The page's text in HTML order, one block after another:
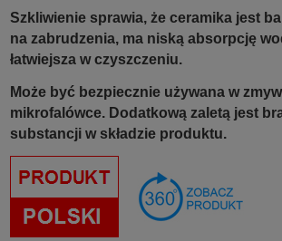
Szkliwienie sprawia, że ceramika jest
na zabrudzenia, ma niską absorpcję
łatwiejsza w czyszczeniu.
Może być bezpiecznie używana w
mikrofalówce. Dodatkową zaletą jest
substancji w składzie produktu.